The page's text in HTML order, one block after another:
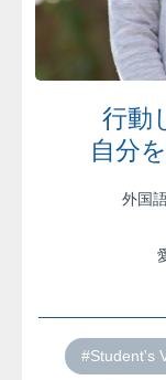
行動
自分
外国
#Student's